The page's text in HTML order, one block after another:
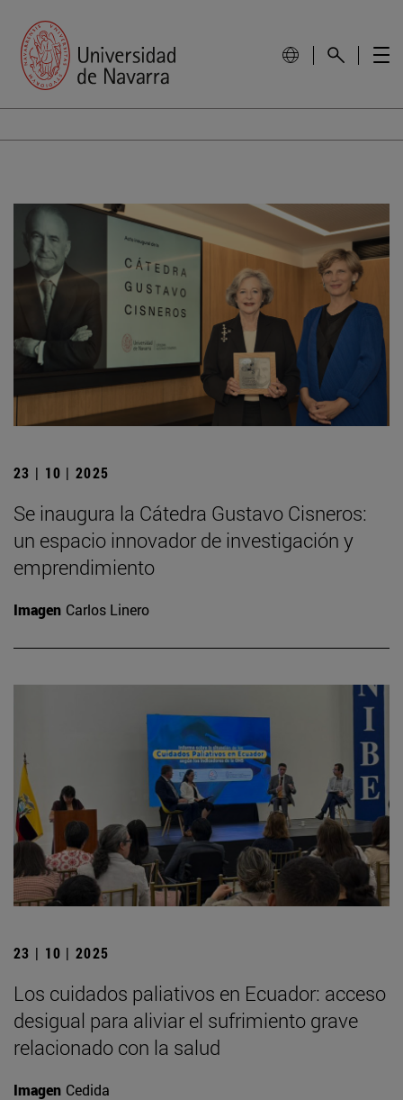
23 | 10 | 2025
Se inaugura la Cátedra Gustavo Cisneros:
un espacio innovador de investigación y
emprendimiento
Imagen Carlos Linero
23 | 10 | 2025
Los cuidados paliativos en Ecuador: acceso
desigual para aliviar el sufrimiento grave
relacionado con la salud
Imagen Cedida